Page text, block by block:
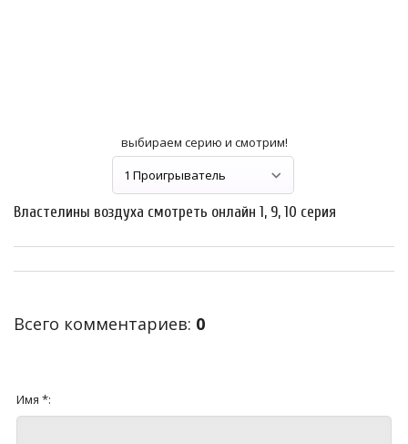
выбираем серию и смотрим!
Властелины воздуха смотреть онлайн 1, 9, 10 серия
Всего комментариев: 0
Имя *: